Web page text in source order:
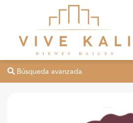
Búsqueda avanzada